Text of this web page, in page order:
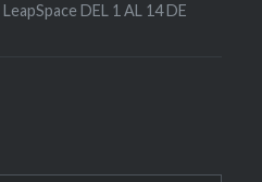
DEL 1 AL 14 DE